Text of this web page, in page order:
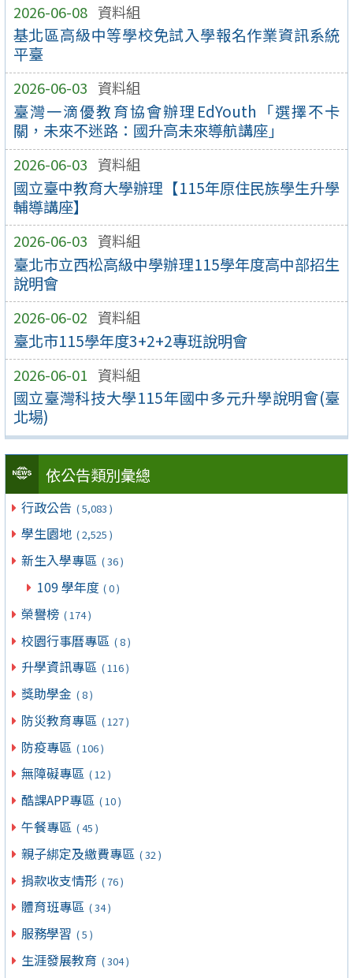
2026-06-08 資料組
基北區高級中等學校免試入學報名作業資訊系統
平臺
2026-06-03 資料組
臺灣一滴優教育協會辦理EdYouth「選擇不卡
關，未來不迷路：國升高未來導航講座」
2026-06-03 資料組
國立臺中教育大學辦理【115年原住民族學生升學
輔導講座】
2026-06-03 資料組
臺北市立西松高級中學辦理115學年度高中部招生
說明會
2026-06-02 資料組
臺北市115學年度3+2+2專班說明會
2026-06-01 資料組
國立臺灣科技大學115年國中多元升學說明會(臺
北場)
依公告類別彙總
行政公告 ( 5,083 )
學生園地 ( 2,525 )
新生入學專區 ( 36 )
109 學年度 ( 0 )
榮譽榜 ( 174 )
校園行事曆專區 ( 8 )
升學資訊專區 ( 116 )
獎助學金 ( 8 )
防災教育專區 ( 127 )
防疫專區 ( 106 )
無障礙專區 ( 12 )
酷課APP專區 ( 10 )
午餐專區 ( 45 )
親子綁定及繳費專區 ( 32 )
捐款收支情形 ( 76 )
體育班專區 ( 34 )
服務學習 ( 5 )
生涯發展教育 ( 304 )